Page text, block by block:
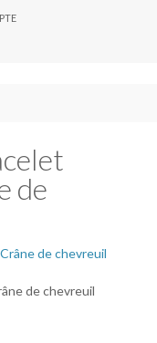
de
de chevreuil